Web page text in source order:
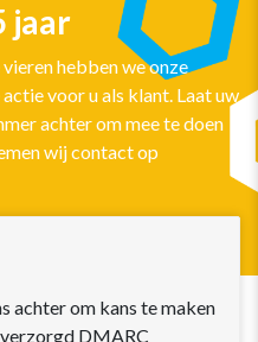
jaar
hebben we onze
voor u als klant. Laat uw
achter om mee te doen
wij contact op
achter om kans te maken
DMARC